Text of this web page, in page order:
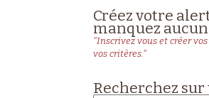
Créez votre
manquez
"Inscrivez vous et créer
vos critères."
Recherchez